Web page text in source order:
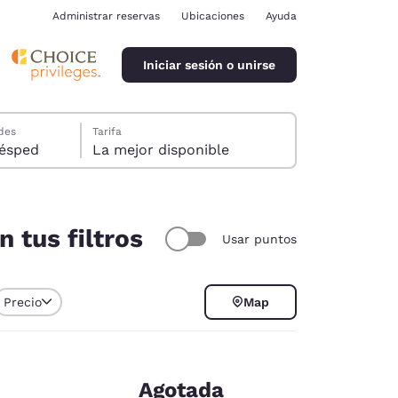
Administrar reservas Ubicaciones Ayuda
Iniciar sesión o unirse
1 huésped
Tarifa
La mejor disponible
tus filtros Usar puntos
Precio Map
Agotada